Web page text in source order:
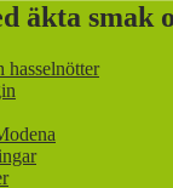
äkta smak